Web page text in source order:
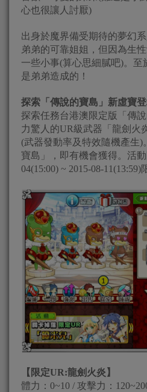
心也很讓人討厭)
出身於魔界備受期待的夢幻
弟弟的可靠姐姐，但因為生
一些小事(算心思細膩吧)。
是弟弟造成的！
探索「傳說的寶島」新虛寶登
探索任務台港澳限定版「傳
力驚人的UR級武器「龍劍火
(武器發動率及特效隨機產生
寶島」，即有機會獲得。活
04(15:00) ~ 2015-08-11(13:59)
【限定UR:龍劍火炎】
體力：0~10 / 攻擊力：